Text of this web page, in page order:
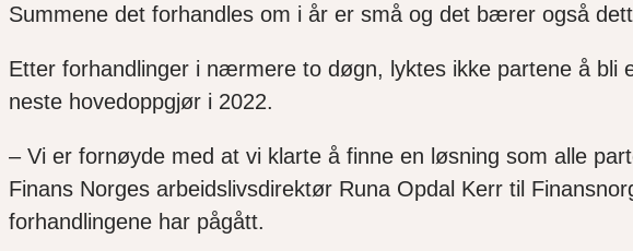
Summene det forhandles om i år er små og det bærer også
Etter forhandlinger i nærmere to døgn, lyktes ikke partene å bli
neste hovedoppgjør i 2022.
– Vi er fornøyde med at vi klarte å finne en løsning som alle
Finans Norges arbeidslivsdirektør Runa Opdal Kerr til
forhandlingene har pågått.